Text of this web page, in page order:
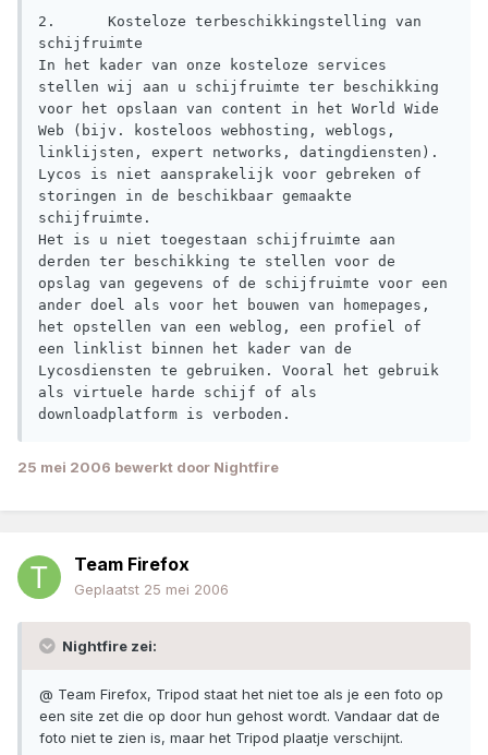
2.	Kosteloze terbeschikkingstelling van
schijfruimte
In het kader van onze kosteloze services
stellen wij aan u schijfruimte ter beschikking
voor het opslaan van content in het World Wide
Web (bijv. kosteloos webhosting, weblogs,
linklijsten, expert networks, datingdiensten).
Lycos is niet aansprakelijk voor gebreken of
storingen in de beschikbaar gemaakte
schijfruimte.
Het is u niet toegestaan schijfruimte aan
derden ter beschikking te stellen voor de
opslag van gegevens of de schijfruimte voor een
ander doel als voor het bouwen van homepages,
het opstellen van een weblog, een profiel of
een linklist binnen het kader van de
Lycosdiensten te gebruiken. Vooral het gebruik
als virtuele harde schijf of als
downloadplatform is verboden.
25 mei 2006 bewerkt door Nightfire
Team Firefox
Geplaatst 25 mei 2006
Nightfire zei:
@ Team Firefox, Tripod staat het niet toe als je een foto op
een site zet die op door hun gehost wordt. Vandaar dat de
foto niet te zien is, maar het Tripod plaatje verschijnt.